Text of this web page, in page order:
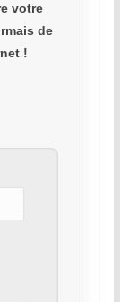
votre
de
!